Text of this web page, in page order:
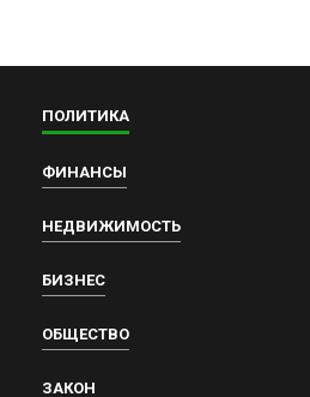
ПОЛИТИКА
ФИНАНСЫ
НЕДВИЖИМОСТЬ
БИЗНЕС
ОБЩЕСТВО
ЗАКОН